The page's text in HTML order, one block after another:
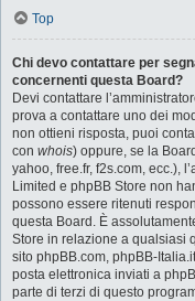
Top
Chi devo contattare per
concernenti questa Board?
Devi contattare
prova a contattare uno dei
non ottieni risposta, puoi
con whois) oppure, se la
yahoo, free.fr, f2s.com, ecc.),
Limited e phpBB Store non
possono essere ritenuti
questa Board. È
Store in relazione a qualsiasi
sito phpBB.com, phpBB-
posta elettronica inviati a
parte di terzi di questo